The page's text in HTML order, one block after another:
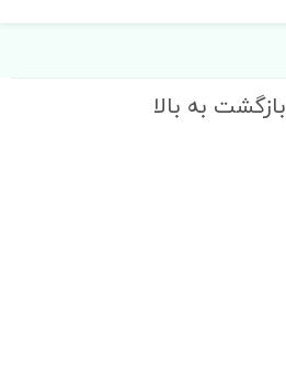
بازگشت به بالا